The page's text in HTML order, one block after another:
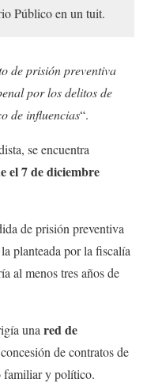
Público en un tuit.
de prisión preventiva
por los delitos de
de influencias“.
se encuentra
el 7 de diciembre
de prisión preventiva
planteada por la fiscalía
al menos tres años de
una red de
de contratos de
familiar y político.